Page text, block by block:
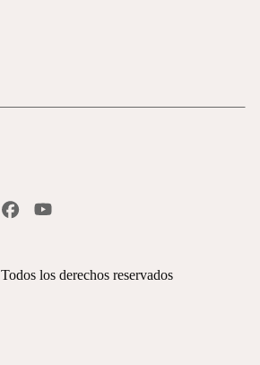
Todos los derechos reservados